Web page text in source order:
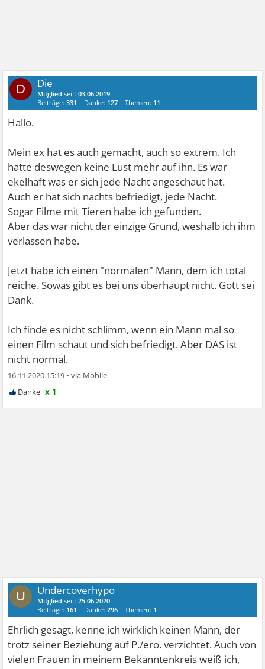
D Die
Mitglied seit:03.06.2019
Beiträge:331 Danke: 127 Themen: 11
Hallo.
Mein ex hat es auch gemacht, auch so extrem. Ich
hatte deswegen keine Lust mehr auf ihn. Es war
ekelhaft was er sich jede Nacht angeschaut hat.
Auch er hat sich nachts befriedigt, jede Nacht.
Sogar Filme mit Tieren habe ich gefunden.
Aber das war nicht der einzige Grund, weshalb ich ihm
verlassen habe.
Jetzt habe ich einen "normalen" Mann, dem ich total
reiche. Sowas gibt es bei uns überhaupt nicht. Gott sei
Dank.
Ich finde es nicht schlimm, wenn ein Mann mal so
einen Film schaut und sich befriedigt. Aber DAS ist
nicht normal.
16.11.2020 15:19 •
x 1
U Undercoverhypo
Mitglied seit:25.06.2020
Beiträge: 161 Danke:296 Themen: 1
Ehrlich gesagt, kenne ich wirklich keinen Mann, der
trotz seiner Beziehung auf P./ero. verzichtet. Auch von
vielen Frauen in meinem Bekanntenkreis weiß ich,